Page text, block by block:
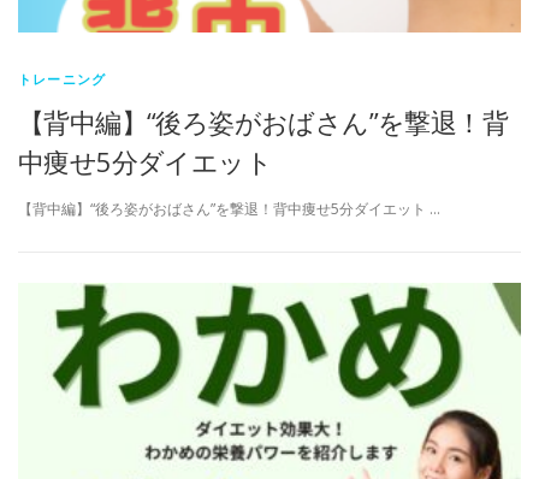
トレーニング
【背中編】“後ろ姿がおばさん”を撃退！背
中痩せ5分ダイエット
【背中編】“後ろ姿がおばさん”を撃退！背中痩せ5分ダイエット …